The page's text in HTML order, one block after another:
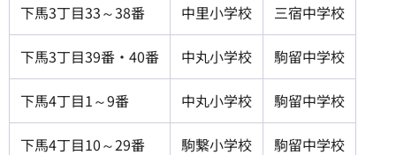
下馬3丁目33～38番 中里小学校 三宿中学校
下馬3丁目39番・40番 中丸小学校 駒留中学校
下馬4丁目1～9番 中丸小学校 駒留中学校
下馬4丁目10～29番 駒繋小学校 駒留中学校